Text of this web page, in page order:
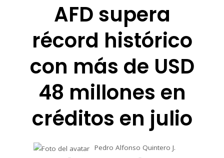
AFD supera
récord histórico
con más de USD
48 millones en
créditos en julio
Pedro Alfonso Quintero J.